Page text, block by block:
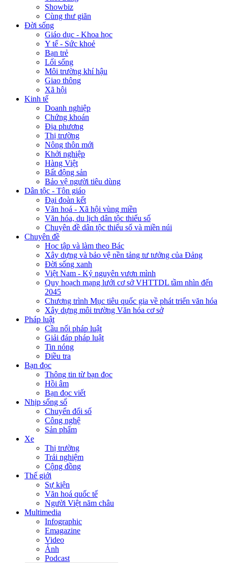
Showbiz
Cùng thư giãn
Đời sống
Giáo dục - Khoa học
Y tế - Sức khoẻ
Bạn trẻ
Lối sống
Môi trường khí hậu
Giao thông
Xã hội
Kinh tế
Doanh nghiệp
Chứng khoán
Địa phương
Thị trường
Nông thôn mới
Khởi nghiệp
Hàng Việt
Bất động sản
Bảo vệ người tiêu dùng
Dân tộc - Tôn giáo
Đại đoàn kết
Văn hoá - Xã hội vùng miền
Văn hóa, du lịch dân tộc thiểu số
Chuyên đề dân tộc thiểu số và miền núi
Chuyên đề
Học tập và làm theo Bác
Xây dựng và bảo vệ nền tảng tư tưởng của Đảng
Đời sống xanh
Việt Nam - Kỷ nguyên vươn mình
Quy hoạch mạng lưới cơ sở VHTTDL tầm nhìn đến
2045
Chương trình Mục tiêu quốc gia về phát triển văn hóa
Xây dựng môi trường Văn hóa cơ sở
Pháp luật
Cầu nối pháp luật
Giải đáp pháp luật
Tin nóng
Điều tra
Bạn đọc
Thông tin từ bạn đọc
Hồi âm
Bạn đọc viết
Nhịp sống số
Chuyển đổi số
Công nghệ
Sản phẩm
Xe
Thị trường
Trải nghiệm
Cộng đồng
Thế giới
Sự kiện
Văn hoá quốc tế
Người Việt năm châu
Multimedia
Infographic
Emagazine
Video
Ảnh
Podcast